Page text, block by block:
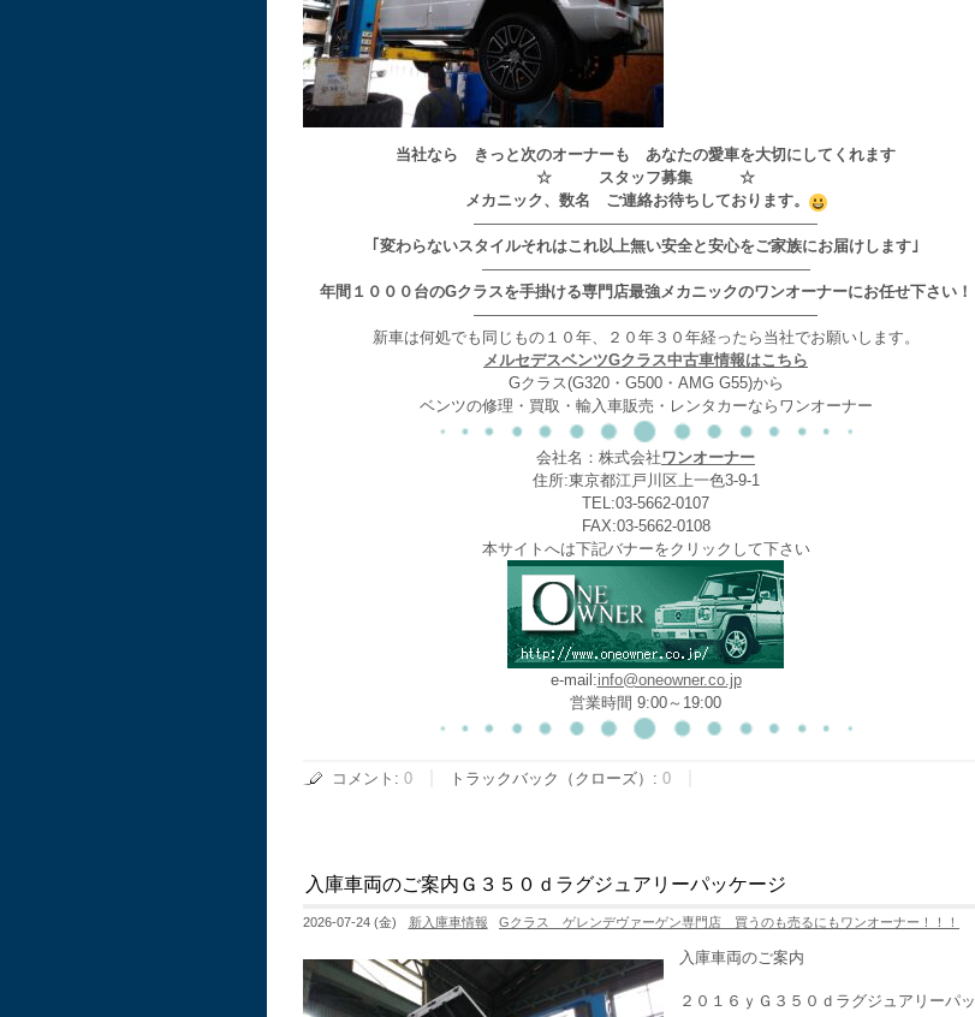
当社なら きっと次のオーナーも あなたの愛車を大切にしてくれます
☆ スタッフ募集 ☆
メカニック、数名 ご連絡お待ちしております。
——————————————————————
｢変わらないスタイルそれはこれ以上無い安全と安心をご家族にお届けします｣
—————————————————————
年間１０００台のGクラスを手掛ける専門店最強メカニックのワンオーナーにお任せ下さい！
——————————————————————
新車は何処でも同じもの１０年、２０年３０年経ったら当社でお願いします。
メルセデスベンツGクラス中古車情報はこちら
Gクラス(G320・G500・AMG G55)から
ベンツの修理・買取・輸入車販売・レンタカーならワンオーナー
会社名：株式会社ワンオーナー
住所:東京都江戸川区上一色3-9-1
TEL:03-5662-0107
FAX:03-5662-0108
本サイトへは下記バナーをクリックして下さい
e-mail:info@oneowner.co.jp
営業時間 9:00～19:00
コメント : 0 トラックバック（クローズ）: 0
入庫車両のご案内Ｇ３５０ｄラグジュアリーパッケージ
2026-07-24 (金) 新入庫車情報 Gクラス ゲレンデヴァーゲン専門店 買うのも売るにもワンオーナー！！！
入庫車両のご案内
２０１６ｙＧ３５０ｄラグジュアリーパッ